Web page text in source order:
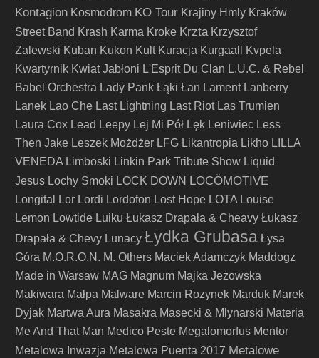
Kontagion Kosmodrom KO Tour Krajiny Hmly Kraków
Street Band Krash Karma Kroke Krzta Krzysztof
Zalewski Kuban Kukon Kult Kuracja Kurgaall
Kvpela
Kwartyrnik Kwiat Jabłoni L'Esprit Du Clan L.U.C. & Rebel
Babel Orchestra Lady Pank Łąki Łan Lament Lanberry
Lanek Lao Che Last Lightning Last Riot Las Trumien
Laura Cox Lead Leepy Lej Mi Pół Lęk Leniwiec Less
Then Jake Leszek Możdżer LFG Likantropia Likho LILLA
VENEDA Limboski Linkin Park Tribute Show Liquid
Jesus Lochy Smoki LOCK DOWN LOCÖMOTIVE
Longital Lor Lordi Lordofon Lost Hope LOTA Louise
Lemon Lowtide Luiku Łukasz Drapała & Cheavy Łukasz
Drapała & Chevy Lunacy Łydka Grubasa Łysa
Góra M.O.R.O.N. M. Others Maciek Adamczyk Maddogz
Made in Warsaw MAG Magnum Majka Jeżowska
Makiwara Małpa Malware Marcin Rozynek Marduk Marek
Dyjak Martwa Aura Masakra Masecki & Mlynarski Materia
Me And That Man Medico Peste Megalomorfus Mentor
Metalowa Inwazja Metalowa Puenta 2017 Metalowe